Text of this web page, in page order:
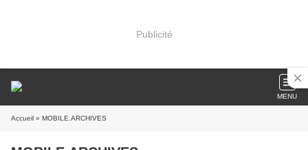
Publicité
MENU
Accueil » MOBILE.ARCHIVES